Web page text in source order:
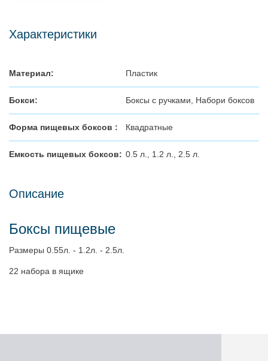
Характеристики
Материал: Пластик
Бокси: Боксы с ручками, Набори боксов
Форма пищевых боксов : Квадратные
Емкость пищевых боксов: 0.5 л., 1.2 л., 2.5 л.
Описание
Боксы пищевые
Размеры 0.55л. - 1.2л. - 2.5л.
22 набора в ящике